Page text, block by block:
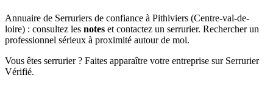
Annuaire de Serruriers de confiance à Pithiviers (Centre-val-de-
loire) : consultez les notes et contactez un serrurier. Rechercher un
professionnel sérieux à proximité autour de moi.
Vous êtes serrurier ? Faites apparaître votre entreprise sur Serrurier
Vérifié.